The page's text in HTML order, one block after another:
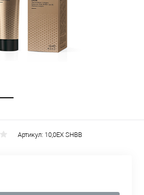
Артикул: 10,0EX SHBB